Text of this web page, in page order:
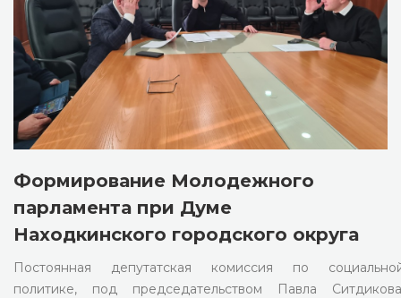
Формирование Молодежного
парламента при Думе
Находкинского городского округа
Постоянная депутатская комиссия по
политике, под председательством Павла